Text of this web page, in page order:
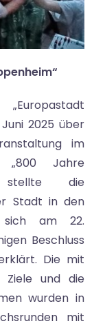
2025 über
im
„800 Jahre
stellte die
Stadt in den
sich am 22.
Beschluss
Die mit
Ziele und die
wurden in
mit